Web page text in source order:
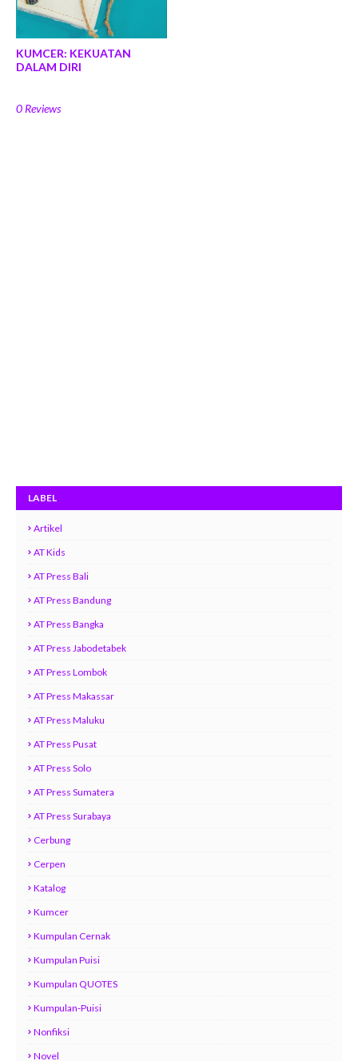
KUMCER: KEKUATAN
DALAM DIRI
0 Reviews
LABEL
Artikel
AT Kids
AT Press Bali
AT Press Bandung
AT Press Bangka
AT Press Jabodetabek
AT Press Lombok
AT Press Makassar
AT Press Maluku
AT Press Pusat
AT Press Solo
AT Press Sumatera
AT Press Surabaya
Cerbung
Cerpen
Katalog
Kumcer
Kumpulan Cernak
Kumpulan Puisi
Kumpulan QUOTES
Kumpulan-Puisi
Nonfiksi
Novel